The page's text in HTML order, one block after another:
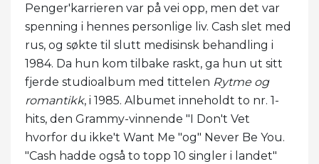
Penger'karrieren var på vei opp, men det var
spenning i hennes personlige liv. Cash slet med
rus, og søkte til slutt medisinsk behandling i
1984. Da hun kom tilbake raskt, ga hun ut sitt
fjerde studioalbum med tittelen Rytme og
romantikk, i 1985. Albumet inneholdt to nr. 1-
hits, den Grammy-vinnende "I Don't Vet
hvorfor du ikke't Want Me "og" Never Be You.
"Cash hadde også to topp 10 singler i landet"